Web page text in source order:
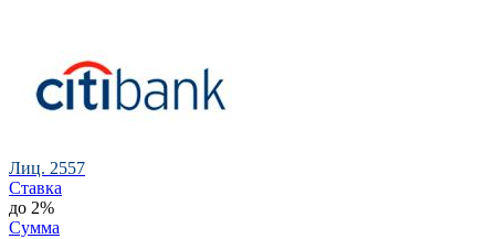
Лиц. 2557
Ставка
до 2%
Сумма